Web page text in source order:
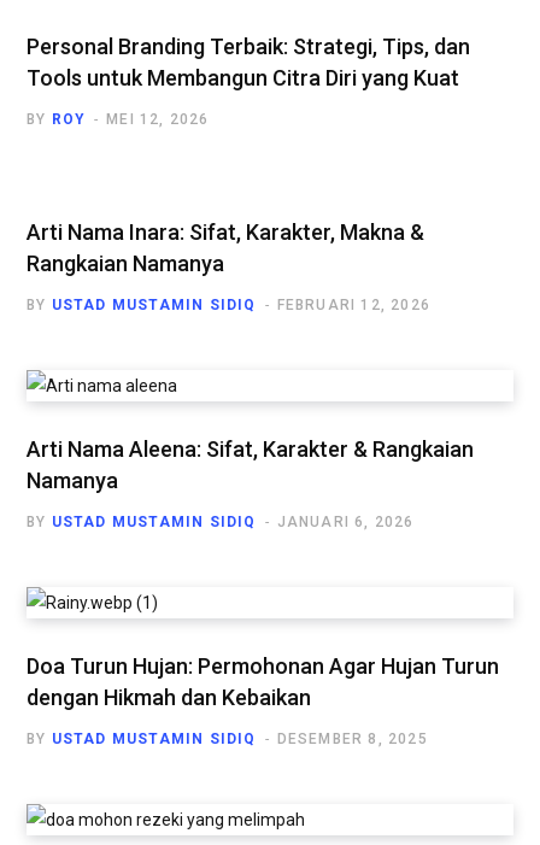
Personal Branding Terbaik: Strategi, Tips, dan
Tools untuk Membangun Citra Diri yang Kuat
BY ROY MEI 12, 2026
Arti Nama Inara: Sifat, Karakter, Makna &
Rangkaian Namanya
BY USTAD MUSTAMIN SIDIQ FEBRUARI 12, 2026
Arti Nama Aleena: Sifat, Karakter & Rangkaian
Namanya
BY USTAD MUSTAMIN SIDIQ JANUARI 6, 2026
Doa Turun Hujan: Permohonan Agar Hujan Turun
dengan Hikmah dan Kebaikan
BY USTAD MUSTAMIN SIDIQ DESEMBER 8, 2025